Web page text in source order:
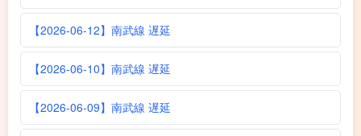
【2026-06-12】南武線 遅延
【2026-06-10】南武線 遅延
【2026-06-09】南武線 遅延